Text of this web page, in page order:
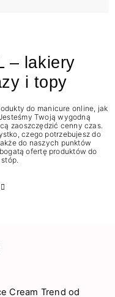
– lakiery
i topy
do manicure online, jak
Twoją wygodną
zaoszczędzić cenny czas.
czego potrzebujesz do
do naszych punktów
ofertę produktów do